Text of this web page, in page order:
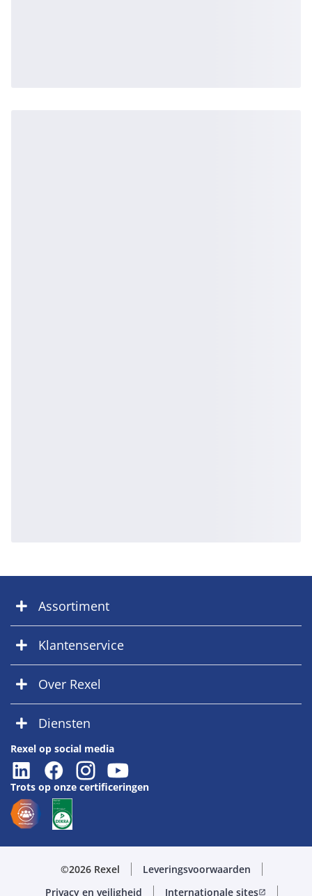
Assortiment
Klantenservice
Over Rexel
Diensten
Rexel op social media
Trots op onze certificeringen
©2026 Rexel
Leveringsvoorwaarden
Privacy en veiligheid
Internationale sitesopen_in_new